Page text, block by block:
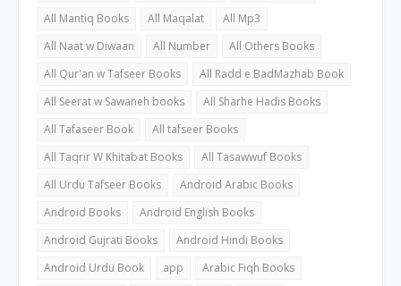
All Mantiq Books
All Maqalat
All Mp3
All Naat w Diwaan
All Number
All Others Books
All Qur'an w Tafseer Books
All Radd e BadMazhab Book
All Seerat w Sawaneh books
All Sharhe Hadis Books
All Tafaseer Book
All tafseer Books
All Taqrir W Khitabat Books
All Tasawwuf Books
All Urdu Tafseer Books
Android Arabic Books
Android Books
Android English Books
Android Gujrati Books
Android Hindi Books
Android Urdu Book
app
Arabic Fiqh Books